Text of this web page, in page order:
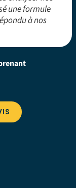
une formule
à nos